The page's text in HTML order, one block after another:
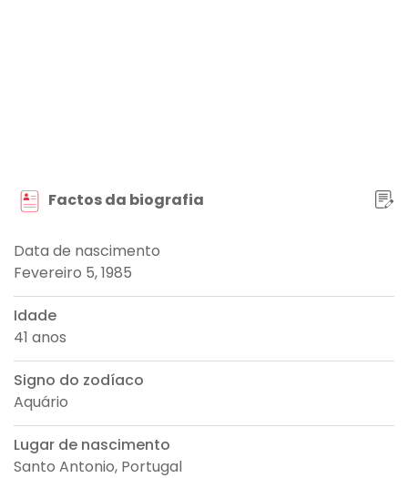
Factos da biografia
Data de nascimento
Fevereiro 5, 1985
Idade
41 anos
Signo do zodíaco
Aquário
Lugar de nascimento
Santo Antonio, Portugal